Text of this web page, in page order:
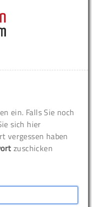
ein. Falls Sie noch
sich hier
vergessen haben
zuschicken